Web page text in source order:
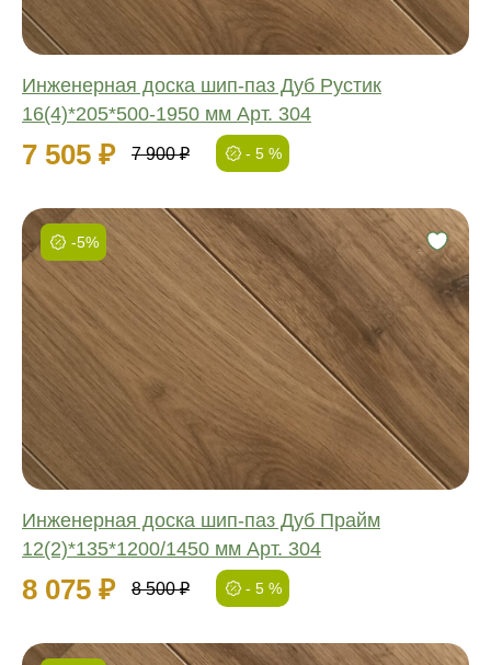
Инженерная доска шип-паз Дуб Рустик
16(4)*205*500-1950 мм Арт. 304
7 505 ₽ 7 900 ₽ - 5 %
-5%
Инженерная доска шип-паз Дуб Прайм
12(2)*135*1200/1450 мм Арт. 304
8 075 ₽ 8 500 ₽ - 5 %
Фаска:
Соединение:
Обработка:
Длина:
Ширина:
Толщина: